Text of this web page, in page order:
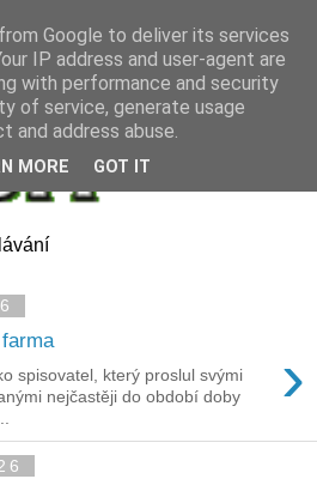
›
spisovatel, který proslul svými
nejčastěji do období doby
Google to deliver its services
IP address and user-agent are
with performance and security
of service, generate usage
address abuse.
MORE GOT IT